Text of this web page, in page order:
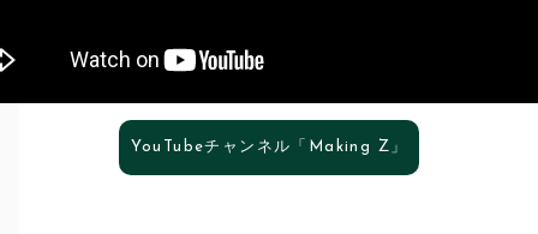
YouTubeチャンネル「Making Z」